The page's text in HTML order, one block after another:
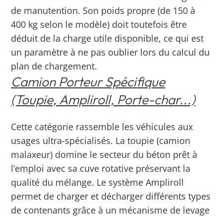
de manutention. Son poids propre (de 150 à
400 kg selon le modèle) doit toutefois être
déduit de la charge utile disponible, ce qui est
un paramètre à ne pas oublier lors du calcul du
plan de chargement.
Camion Porteur Spécifique
(Toupie, Ampliroll, Porte-char...)
Cette catégorie rassemble les véhicules aux
usages ultra-spécialisés. La toupie (camion
malaxeur) domine le secteur du béton prêt à
l’emploi avec sa cuve rotative préservant la
qualité du mélange. Le système Ampliroll
permet de charger et décharger différents types
de contenants grâce à un mécanisme de levage